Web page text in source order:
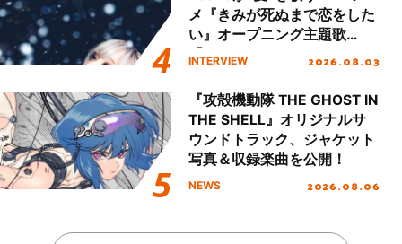
メ『きみが死ぬまで恋をした
い』オープニング主題歌
「Amore」インタビュー
INTERVIEW 2026.08.03
『攻殻機動隊 THE GHOST IN
THE SHELL』オリジナルサ
ウンドトラック、ジャケット
写真＆収録楽曲を公開！
NEWS 2026.08.06